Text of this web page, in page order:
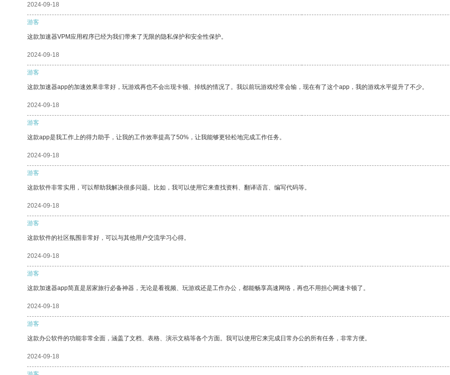
2024-09-18
游客
这款加速器VPM应用程序已经为我们带来了无限的隐私保护和安全性保护。
2024-09-18
游客
这款加速器app的加速效果非常好，玩游戏再也不会出现卡顿、掉线的情况了。我以前玩游戏经常会输，现在有了这个app，我的游戏水平提升了不少。
2024-09-18
游客
这款app是我工作上的得力助手，让我的工作效率提高了50%，让我能够更轻松地完成工作任务。
2024-09-18
游客
这款软件非常实用，可以帮助我解决很多问题。比如，我可以使用它来查找资料、翻译语言、编写代码等。
2024-09-18
游客
这款软件的社区氛围非常好，可以与其他用户交流学习心得。
2024-09-18
游客
这款加速器app简直是居家旅行必备神器，无论是看视频、玩游戏还是工作办公，都能畅享高速网络，再也不用担心网速卡顿了。
2024-09-18
游客
这款办公软件的功能非常全面，涵盖了文档、表格、演示文稿等各个方面。我可以使用它来完成日常办公的所有任务，非常方便。
2024-09-18